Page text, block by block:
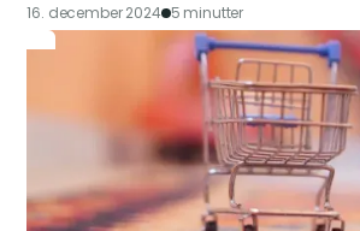
16. december 2024 5 minutter